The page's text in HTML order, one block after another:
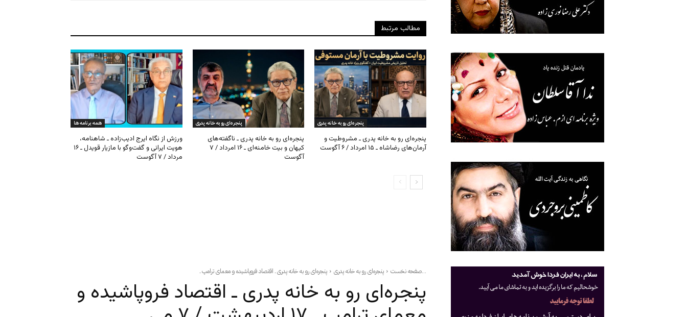
مطالب مرتبط
همه برنامه ها
ورزش از نگاه ایرج ادیب‌زاده ـ شاهنامه،
هویت ایرانی و گفت‌وگو با مازیار قویدل ـ ۱۶
مرداد / ۷ آگوست
پنجره‌ای رو به خانه پدری
پنجره‌ای رو به خانه پدری ـ ناگفته‌های
کیهان و بیت خامنه‌ای ـ ۱۶ امرداد / ۷
آگوست
پنجره‌ای رو به خانه پدری
پنجره‌ای رو به خانه پدری ـ مشروطیت و
آرمان‌های رضاشاه ـ ۱۵ امرداد / ۶ آگوست